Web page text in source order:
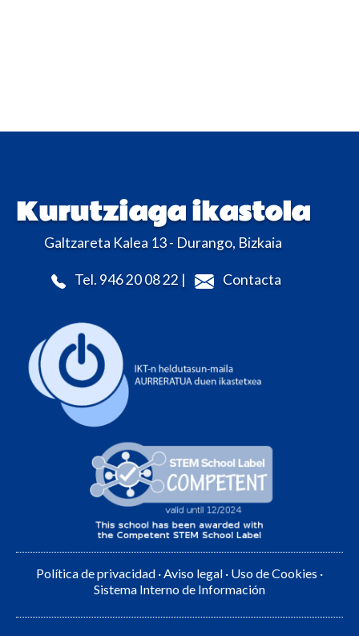
Kurutziaga ikastola
Galtzareta Kalea 13 - Durango, Bizkaia
Tel. 946 20 08 22 | Contacta
Política de privacidad ·Aviso legal · Uso de Cookies ·
Sistema Interno de Información